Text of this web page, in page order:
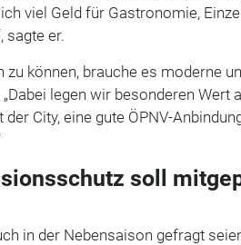
viel Geld für Gastronomie,
sagte er.
zu können, brauche es moderne
legen wir besonderen Wert
City, eine gute ÖPNV-
soll
in der Nebensaison gefragt